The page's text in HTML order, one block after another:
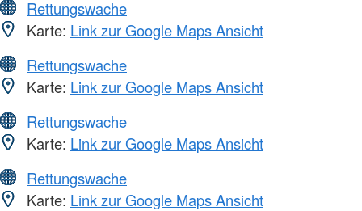
Rettungswache
Karte: Link zur Google Maps Ansicht
Rettungswache
Karte: Link zur Google Maps Ansicht
Rettungswache
Karte: Link zur Google Maps Ansicht
Rettungswache
Karte: Link zur Google Maps Ansicht